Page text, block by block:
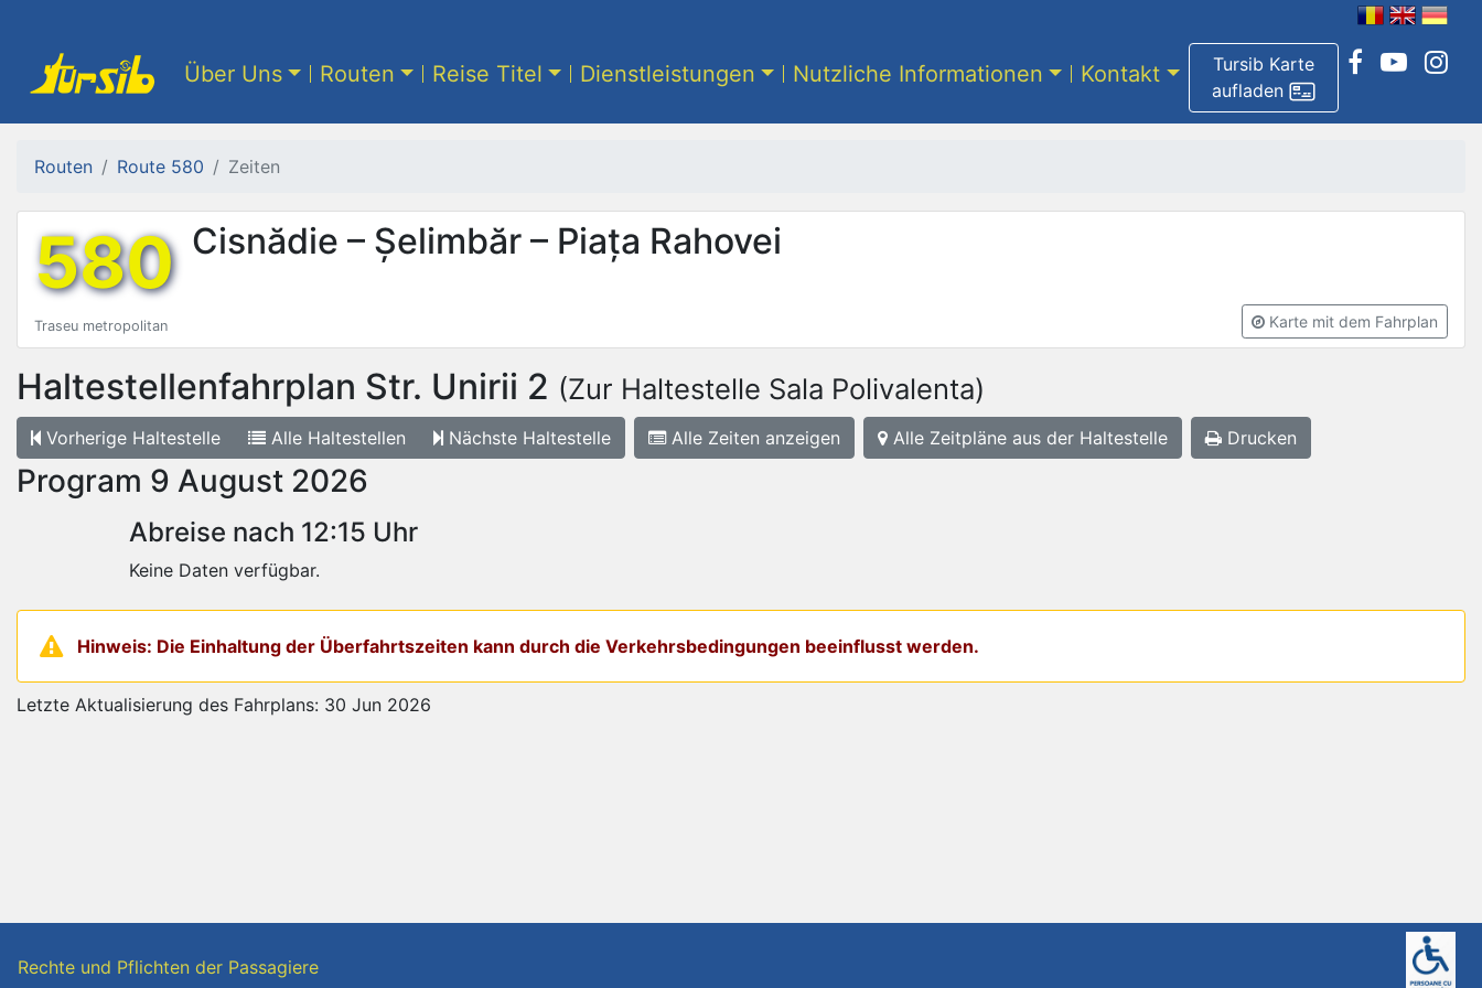
Tursib Karte
aufladen
Über Uns Routen Reise Titel Dienstleistungen Nutzliche Informationen Kontakt
Routen Route 580 Zeiten
580 Cisnădie – Șelimbăr – Piața Rahovei
Traseu metropolitan Karte mit dem Fahrplan
Haltestellenfahrplan Str. Unirii 2 (Zur Haltestelle Sala Polivalenta)
Vorherige Haltestelle Alle Haltestellen Nächste Haltestelle Alle Zeiten anzeigen Alle Zeitpläne aus der Haltestelle Drucken
Program 9 August 2026
Abreise nach 12:15 Uhr
Keine Daten verfügbar.
Hinweis: Die Einhaltung der Überfahrtszeiten kann durch die Verkehrsbedingungen beeinflusst werden.
Letzte Aktualisierung des Fahrplans: 30 Jun 2026
Rechte und Pflichten der Passagiere